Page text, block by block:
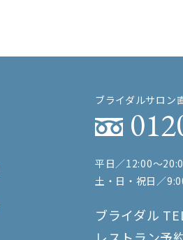
ブライダルサロン
平日／12:00〜
土・日・祝日／
ブライダル